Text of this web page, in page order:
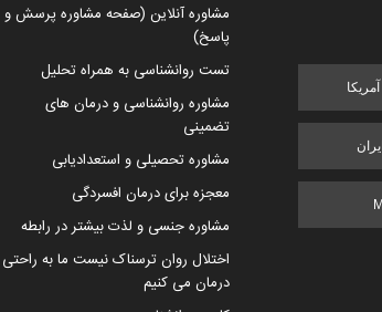
مشاوره آنلاین (صفحه مشاوره پرسش و
پاسخ)
تست روانشناسی به همراه تحلیل
مشاوره روانشناسی و درمان های
تضمینی
مشاوره تحصیلی و استعدادیابی
معجزه برای درمان افسردگی
مشاوره جنسی و لذت بیشتر در رابطه
اختلال روان ترسناک نیست ما به راحتی
درمان می کنیم